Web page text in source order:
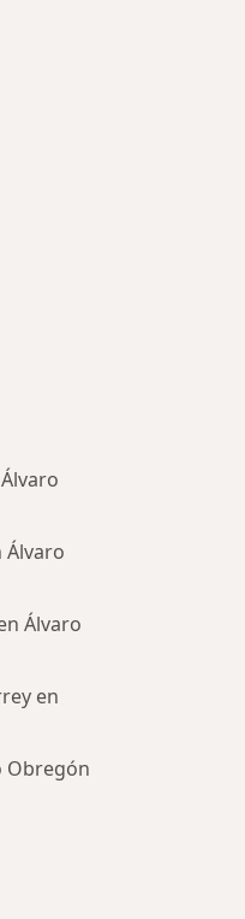
Álvaro
Álvaro
en
Obregón